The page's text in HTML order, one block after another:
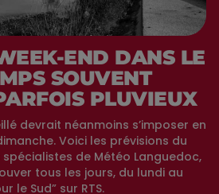
END DANS LE
SOUVENT
PLUVIEUX
devrait néanmoins s’imposer en
Voici les prévisions du
de Météo Languedoc,
tous les jours, du lundi au
le Sud” sur RTS.